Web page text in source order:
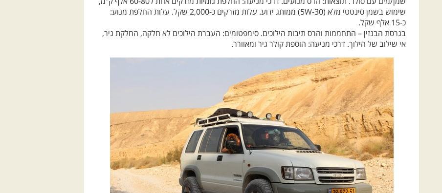
בגרסת הבנזין – התחממות והרס תיבות הילוכים. סימפטומים: העברת הילוכים לא חלקה, החלקת גיר,
אי שילוב של הילוך. דרכי מניעה: הוספת קולר גיר ומאוורר.